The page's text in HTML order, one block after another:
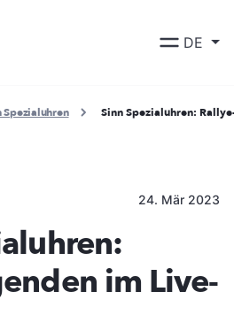
DE
Spezialuhren Sinn Spezialuhren:
24. Mär 2023
im Live-